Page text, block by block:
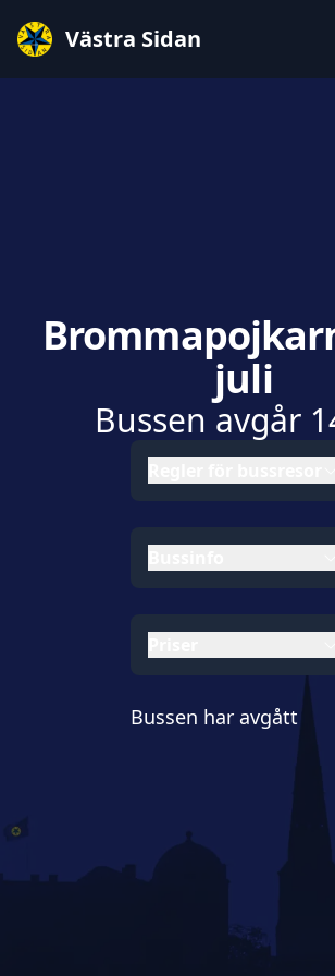
Västra Sidan
juli
Bussen avgår
Bussen har avgått